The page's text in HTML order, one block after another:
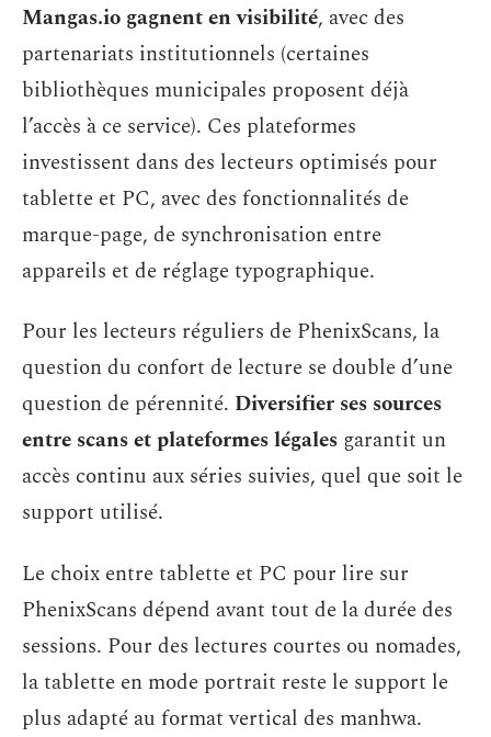
Mangas.io gagnent en visibilité, avec des
partenariats institutionnels (certaines
bibliothèques municipales proposent déjà
l’accès à ce service). Ces plateformes
investissent dans des lecteurs optimisés pour
tablette et PC, avec des fonctionnalités de
marque-page, de synchronisation entre
appareils et de réglage typographique.
Pour les lecteurs réguliers de PhenixScans, la
question du confort de lecture se double d’une
question de pérennité. Diversifier ses sources
entre scans et plateformes légales garantit un
accès continu aux séries suivies, quel que soit le
support utilisé.
Le choix entre tablette et PC pour lire sur
PhenixScans dépend avant tout de la durée des
sessions. Pour des lectures courtes ou nomades,
la tablette en mode portrait reste le support le
plus adapté au format vertical des manhwa.